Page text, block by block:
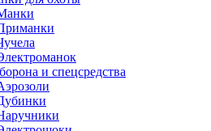
и спецсредства